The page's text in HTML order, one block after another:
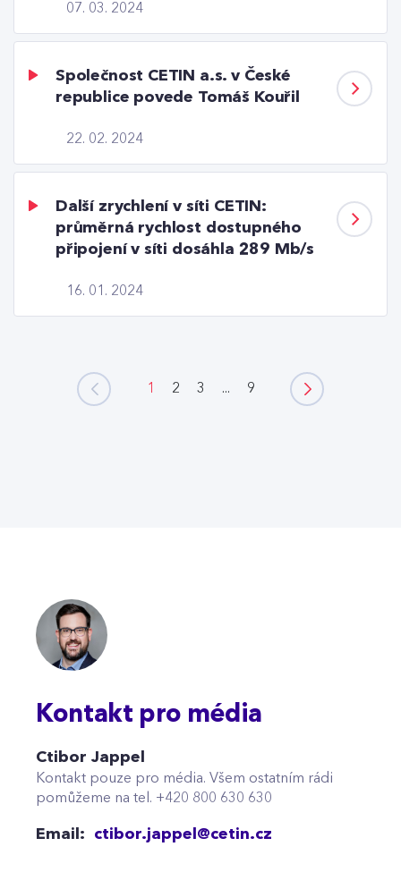
07. 03. 2024
22. 02. 2024
Společnost CETIN a.s. v České
republice povede Tomáš Kouřil
16. 01. 2024
Další zrychlení v síti CETIN:
průměrná rychlost dostupného
připojení v síti dosáhla 289 Mb/s
1 2 3 ... 9
Kontakt pro média
Ctibor Jappel
Kontakt pouze pro média. Všem ostatním rádi
pomůžeme na tel. +420 800 630 630
Email: ctibor.jappel@cetin.cz